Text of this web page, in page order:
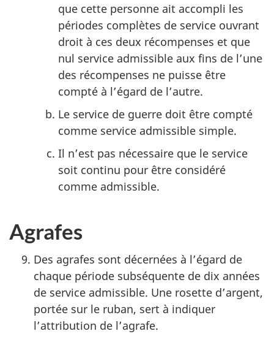
que cette personne ait accompli les
périodes complètes de service ouvrant
droit à ces deux récompenses et que
nul service admissible aux fins de l’une
des récompenses ne puisse être
compté à l’égard de l’autre.
Le service de guerre doit être compté
comme service admissible simple.
Il n’est pas nécessaire que le service
soit continu pour être considéré
comme admissible.
Agrafes
Des agrafes sont décernées à l’égard de
chaque période subséquente de dix années
de service admissible. Une rosette d’argent,
portée sur le ruban, sert à indiquer
l’attribution de l’agrafe.